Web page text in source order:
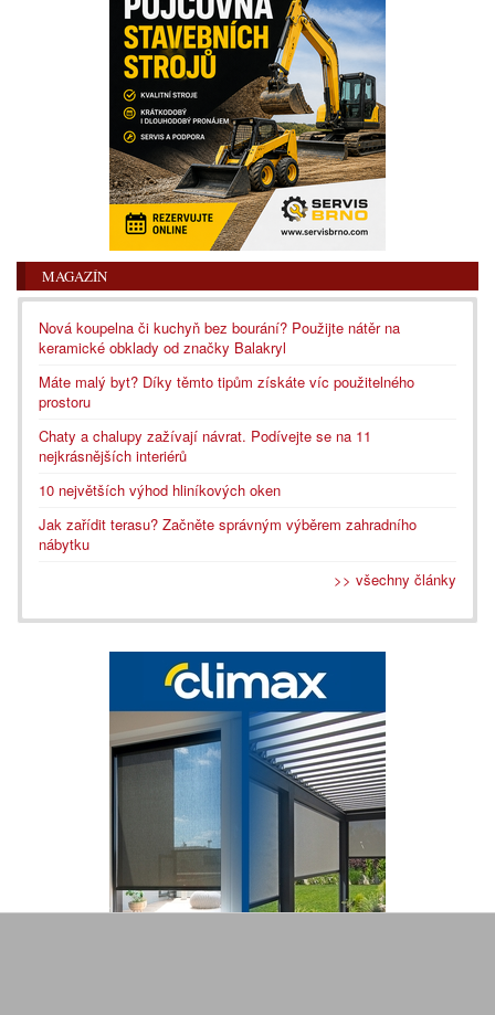
MAGAZÍN
Nová koupelna či kuchyň bez bourání? Použijte nátěr na
keramické obklady od značky Balakryl
Máte malý byt? Díky těmto tipům získáte víc použitelného
prostoru
Chaty a chalupy zažívají návrat. Podívejte se na 11
nejkrásnějších interiérů
10 největších výhod hliníkových oken
Jak zařídit terasu? Začněte správným výběrem zahradního
nábytku
>> všechny články